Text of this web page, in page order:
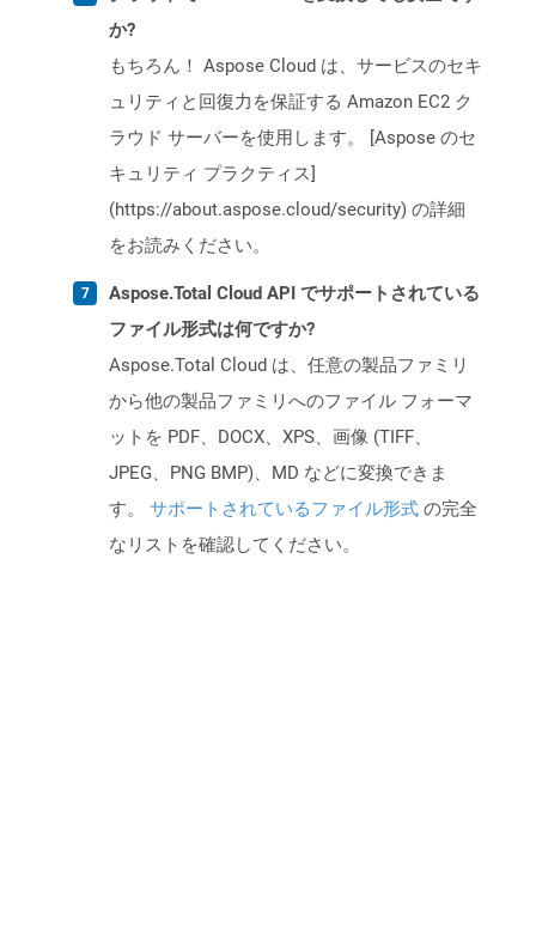
か?
もちろん！ Aspose Cloud は、サービスのセキ
ュリティと回復力を保証する Amazon EC2 ク
ラウド サーバーを使用します。 [Aspose のセ
キュリティ プラクティス]
(https://about.aspose.cloud/security) の詳細
をお読みください。
Aspose.Total Cloud API でサポートされている
ファイル形式は何ですか?
Aspose.Total Cloud は、任意の製品ファミリ
から他の製品ファミリへのファイル フォーマ
ットを PDF、DOCX、XPS、画像 (TIFF、
JPEG、PNG BMP)、MD などに変換できま
す。 サポートされているファイル形式 の完全
なリストを確認してください。